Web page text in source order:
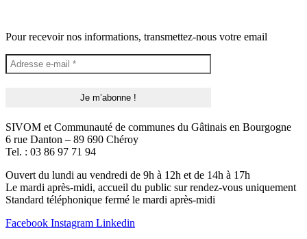
Pour recevoir nos informations, transmettez-nous votre email
SIVOM et Communauté de communes du Gâtinais en Bourgogne
6 rue Danton – 89 690 Chéroy
Tel. : 03 86 97 71 94
Ouvert du lundi au vendredi de 9h à 12h et de 14h à 17h
Le mardi après-midi, accueil du public sur rendez-vous uniquement
Standard téléphonique fermé le mardi après-midi
Facebook Instagram Linkedin